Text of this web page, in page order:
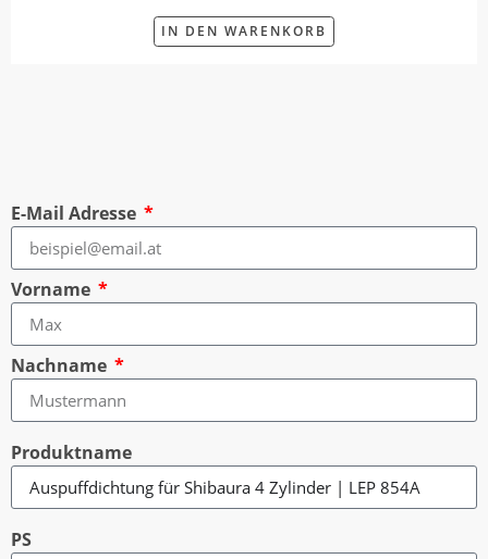
IN DEN WARENKORB
E-Mail Adresse
Vorname
Nachname
Produktname
PS